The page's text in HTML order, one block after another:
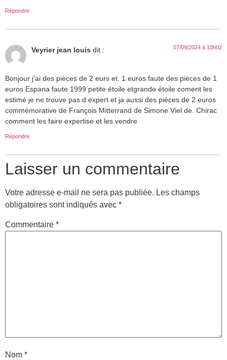
Répondre
Veyrier jean louis dit : 07/09/2024 à 10h02
Bonjour j’ai des pièces de 2 eurs et. 1 euros faute des pièces de 1
euros Espana faute 1999 petite étoile etgrande étoile coment les
estimé je ne trouve pas d expert et ja aussi des pièces de 2 euros
commémorative de François Mitterrand de Simone Viel de. Chirac
comment les faire expertise et les vendre
Répondre
Laisser un commentaire
Votre adresse e-mail ne sera pas publiée. Les champs
obligatoires sont indiqués avec *
Commentaire *
Nom *